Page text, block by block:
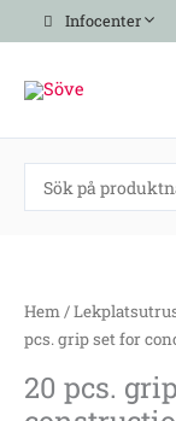
Hoppa
till
Infocenter
Hem/
pcs. grip set for
20 pcs.
grip
set
concrete
construction,